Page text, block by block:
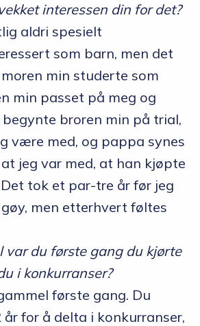
interessen din for det?
aldri spesielt
som barn, men det
min studerte som
min passet på meg og
begynte broren min på trial,
være med, og pappa synes
jeg var med, at han kjøpte
tok et par-tre år før jeg
men etterhvert føltes
var du første gang du kjørte
i konkurranser?
første gang. Du
for å delta i konkurranser,